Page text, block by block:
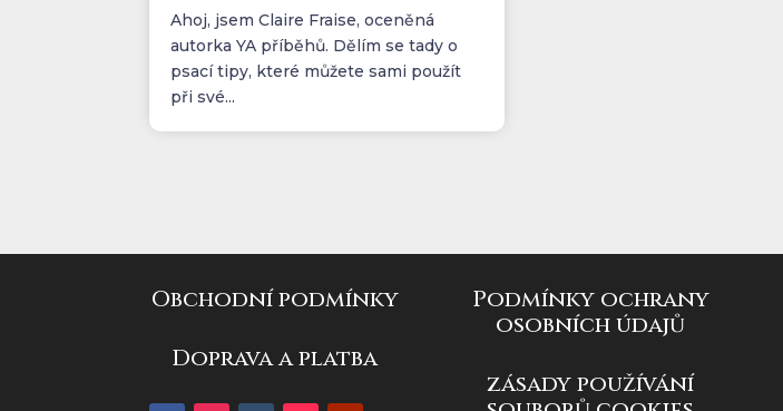
Ahoj, jsem Claire Fraise, oceněná
autorka YA příběhů. Dělím se tady o
psací tipy, které můžete sami použít
při své...
Obchodní podmínky
Doprava a platba
Podmínky ochrany
osobních údajů
zásady používání